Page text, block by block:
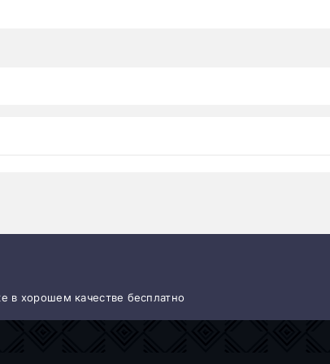
в хорошем качестве бесплатно